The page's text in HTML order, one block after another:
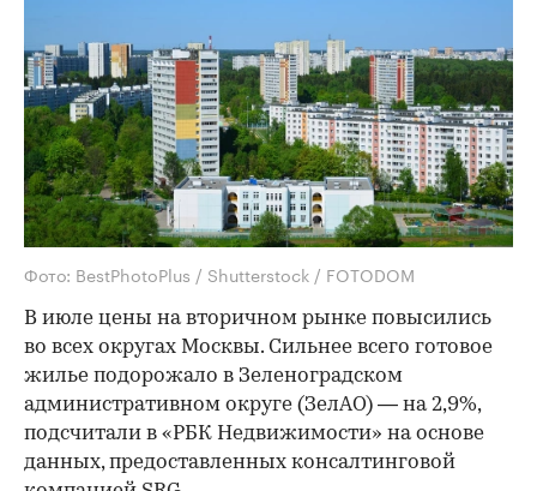
Фото: BestPhotoPlus / Shutterstock / FOTODOM
В июле цены на вторичном рынке повысились
во всех округах Москвы. Сильнее всего готовое
жилье подорожало в Зеленоградском
административном округе (ЗелАО) — на 2,9%,
подсчитали в «РБК Недвижимости» на основе
данных, предоставленных консалтинговой